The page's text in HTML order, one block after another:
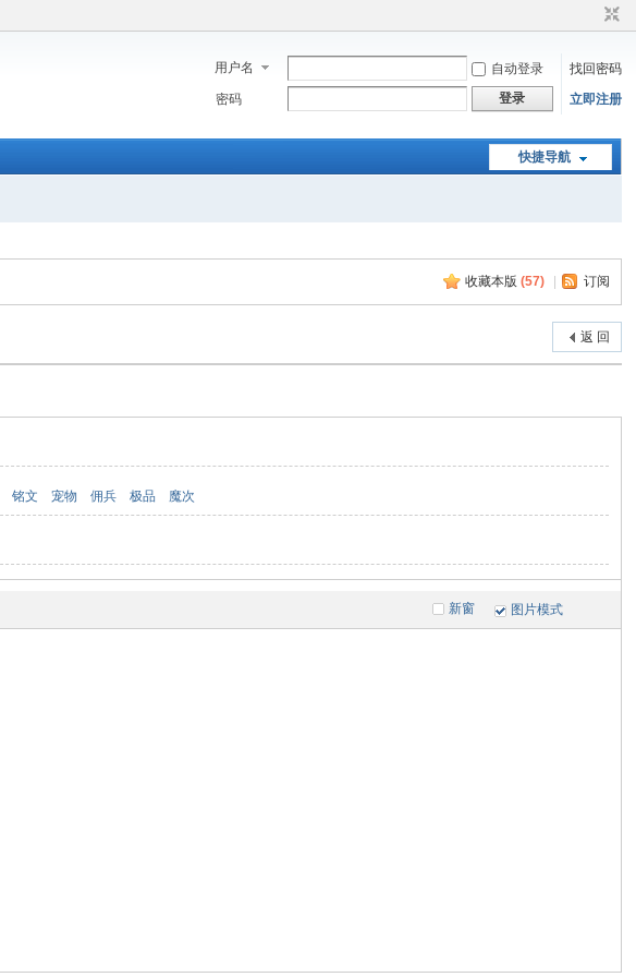
用户名 自动登录
找回密码
密码
登录 立即注册
快捷导航
收藏本版 (57) 订阅
返 回
铭文 宠物 佣兵 极品 魔次
新窗 图片模式